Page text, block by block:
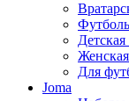
Для
Joma